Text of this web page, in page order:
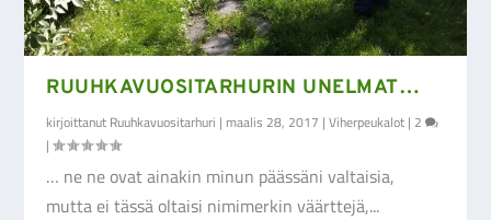
RUUHKAVUOSITARHURIN UNELMAT…
kirjoittanut Ruuhkavuositarhuri | maalis 28, 2017 |Viherpeukalot | 2
|
… ne ne ovat ainakin minun päässäni valtaisia,
mutta ei tässä oltaisi nimimerkin väärttejä,...